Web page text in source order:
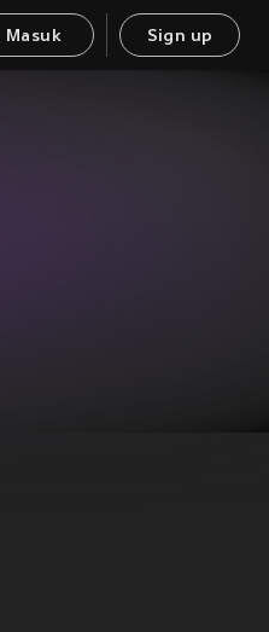
Masuk Sign up